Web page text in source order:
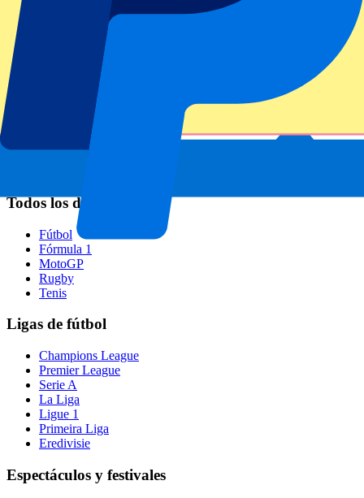
Eventos populares
GP España
GP Países Bajos
Todos los deportes
Fútbol
Fórmula 1
MotoGP
Rugby
Tenis
Ligas de fútbol
Champions League
Premier League
Serie A
La Liga
Ligue 1
Primeira Liga
Eredivisie
Espectáculos y festivales